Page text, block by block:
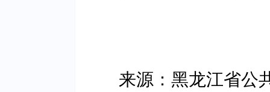
来源：黑龙江省公